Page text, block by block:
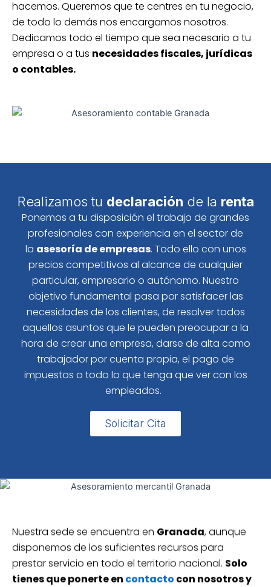
hacemos. Queremos que te centres en tu negocio,
de todo lo demás nos encargamos nosotros.
Dedicamos todo el tiempo que sea necesario a tu
empresa o a tus necesidades fiscales, jurídicas
o contables.
Realizamos tu declaración de la renta
Ponemos a tu disposición el trabajo de grandes
profesionales con experiencia en el sector de
la asesoría de empresas. Todo ello con unos
precios competitivos al alcance de cualquier
particular, empresario o autónomo. Nuestro
objetivo fundamental pasa por satisfacer las
necesidades de los clientes, de resolver todos
aquellos asuntos que le pueden preocupar a la
hora de crear una empresa, darse de alta como
trabajador por cuenta propia, el pago de
impuestos o todo lo que tenga que ver con los
empleados.
Solicitar Cita
Nuestra sede se encuentra en Granada, aunque
disponemos de los suficientes recursos para
prestar servicio en todo el territorio nacional. Solo
tienes que ponerte en contacto con nosotros y